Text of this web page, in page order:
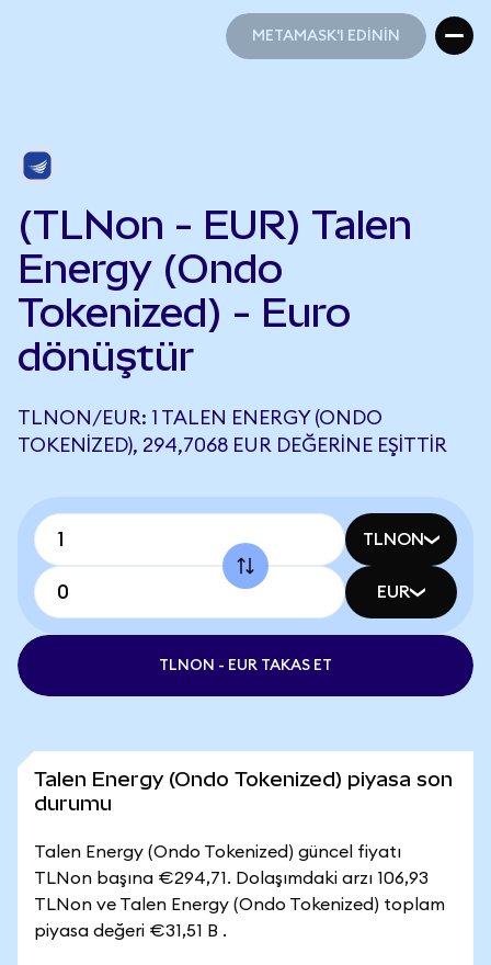
METAMASK'I EDİNİN
(TLNon - EUR) Talen
Energy (Ondo
Tokenized) - Euro
dönüştür
TLNON/EUR: 1 TALEN ENERGY (ONDO
TOKENIZED), 294,7068 EUR DEĞERINE EŞITTIR
TLNON
EUR
TLNON - EUR TAKAS ET
Talen Energy (Ondo Tokenized) piyasa son
durumu
Talen Energy (Ondo Tokenized) güncel fiyatı
TLNon başına €294,71. Dolaşımdaki arzı 106,93
TLNon ve Talen Energy (Ondo Tokenized) toplam
piyasa değeri €31,51 B .